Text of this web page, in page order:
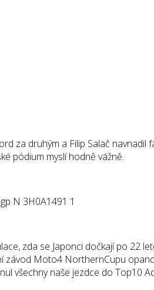
za druhým a Filip Salač
pódium myslí hodně vážně.
zda se Japonci dočkají po
Moto4 NorthernCupu
všechny naše jezdce do Top10